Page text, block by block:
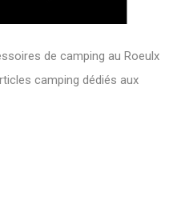
de camping au Roeulx
camping dédiés aux